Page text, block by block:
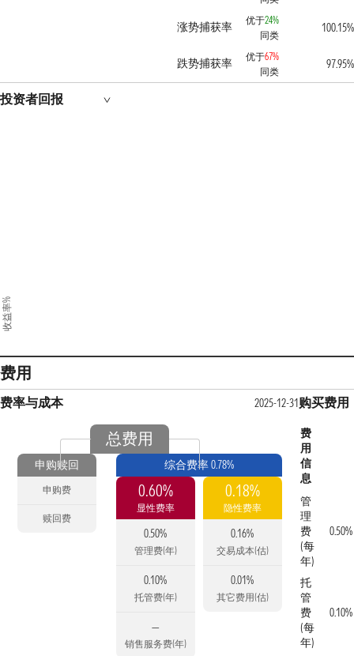
涨势捕获率 优于24%
同类
100.15%
跌势捕获率 优于67%
同类
97.95%
投资者回报
收益率%
费用
费率与成本 2025-12-31
总费用
申购赎回
申购费
赎回费
综合费率 0.78%
0.60%
显性费率
0.50%
管理费(年)
0.10%
托管费(年)
—
销售服务费(年)
0.18%
隐性费率
0.16%
交易成本(估)
0.01%
其它费用(估)
购买费用
费
用
信
息
管
理
费
(每
年)
0.50%
托
管
费
(每
年)
0.10%